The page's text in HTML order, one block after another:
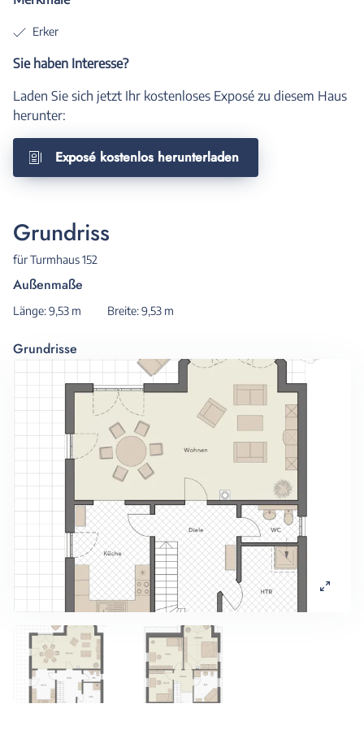
Erker
Sie haben Interesse?
Laden Sie sich jetzt Ihr kostenloses Exposé zu diesem Haus
herunter:
Exposé kostenlos herunterladen
Grundriss
für Turmhaus 152
Außenmaße
Länge: 9,53 m Breite: 9,53 m
Grundrisse